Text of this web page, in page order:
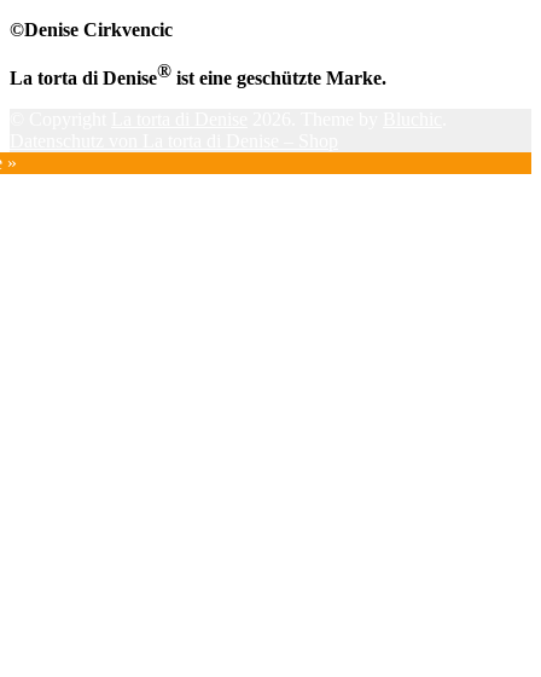
©Denise Cirkvencic
La torta di Denise® ist eine geschützte Marke.
»